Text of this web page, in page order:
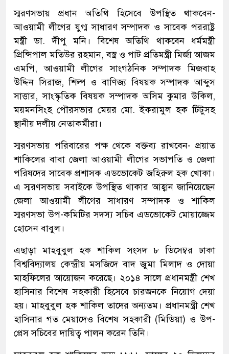
স্মরণসভায় প্রধান অতিথি হিসেবে উপস্থিত থাকবেন-
আওয়ামী লীগের যুগ্ম সাধারণ সম্পাদক ও সাবেক পররাষ্ট্র
মন্ত্রী ডা. দীপু মনি। বিশেষ অতিথি থাকবেন ধর্মমন্ত্রী
প্রিন্সিপাল মতিউর রহমান, বস্ত্র ও পাট প্রতিমন্ত্রী মির্জা আজম
এমপি, আওয়ামী লীগের সাংগঠনিক সম্পাদক মিজবাহ
উদ্দিন সিরাজ, শিল্প ও বাণিজ্য বিষয়ক সম্পাদক আব্দুস
সাত্তার, সাংস্কৃতিক বিষয়ক সম্পাদক অসিম কুমার উকিল,
ময়মনসিংহ পৌরসভার মেয়র মো. ইকরামুল হক টিটুসহ
স্থানীয় দলীয় নেতাকর্মীরা।
স্মরণসভায় পরিবারের পক্ষ থেকে বক্তব্য রাখবেন- প্রয়াত
শাকিলের বাবা জেলা আওয়ামী লীগের সভাপতি ও জেলা
পরিষদের সাবেক প্রশাসক এডভোকেট জহিরুল হক খোকা।
এ স্মরণসভায় সবাইকে উপস্থিত থাকার আহ্বান জানিয়েছেন
জেলা আওয়ামী লীগের সাধারণ সম্পাদক ও শাকিল
স্মরণসভা উপ-কমিটির সদস্য সচিব এডভোকেট মোয়াজ্জেম
হোসেন বাবুল।
এছাড়া মাহবুবুল হক শাকিল সংসদ ৮ ডিসেম্বর ঢাকা
বিশ্ববিদ্যালয় কেন্দ্রীয় মসজিদে বাদ জুমা মিলাদ ও দোয়া
মাহফিলের আয়োজন করেছে। ২০১৪ সালে প্রধানমন্ত্রী শেখ
হাসিনার বিশেষ সহকারী হিসেবে চারজনকে নিয়োগ দেয়া
হয়। মাহবুবুল হক শাকিল তাদের অন্যতম। প্রধানমন্ত্রী শেখ
হাসিনার গত মেয়াদেও বিশেষ সহকারী (মিডিয়া) ও উপ-
প্রেস সচিবের দায়িত্ব পালন করেন তিনি।